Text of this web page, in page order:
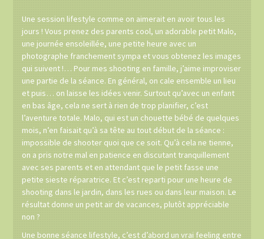
Une session lifestyle comme on aimerait en avoir tous les
jours ! Vous prenez des parents cool, un adorable petit Malo,
une journée ensoleillée, une petite heure avec un
photographe franchement sympa et vous obtenez les images
qui suivent !… Pour mes shooting en famille, j’aime improviser
une partie de la séance. En général, on cale ensemble un lieu
et puis… on laisse les idées venir. Surtout qu’avec un enfant
en bas âge, cela ne sert à rien de trop planifier, c’est
l’aventure totale. Malo, qui est un chouette bébé de quelques
mois, n’en faisait qu’à sa tête au tout début de la séance :
impossible de shooter quoi que ce soit. Qu’à cela ne tienne,
on a pris notre mal en patience en discutant tranquillement
avec ses parents et en attendant que le petit fasse une
petite sieste réparatrice. Et c’est reparti pour une heure de
shooting dans le jardin, dans les rues ou dans leur maison. Le
résultat donne un petit air de vacances, plutôt appréciable
non ?
Une bonne séance lifestyle, c’est d’abord un vrai feeling entre